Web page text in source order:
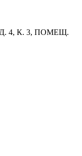
4, К. 3, ПОМЕЩ.